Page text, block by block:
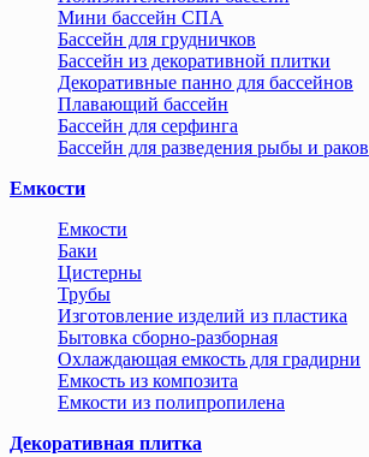
Мини бассейн СПА
Бассейн для грудничков
Бассейн из декоративной плитки
Декоративные панно для бассейнов
Плавающий бассейн
Бассейн для серфинга
Бассейн для разведения рыбы и раков
Емкости
Емкости
Баки
Цистерны
Трубы
Изготовление изделий из пластика
Бытовка сборно-разборная
Охлаждающая емкость для градирни
Емкость из композита
Емкости из полипропилена
Декоративная плитка